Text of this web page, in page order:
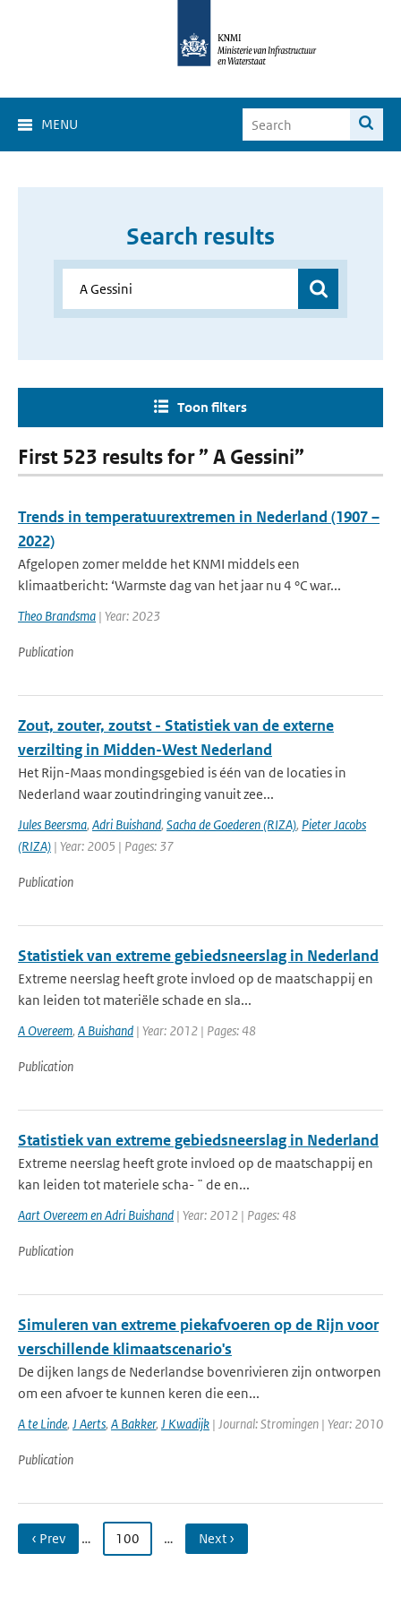
MENU
Search results
Toon filters
First 523 results for ” A Gessini”
Trends in temperatuurextremen in Nederland (1907 –
2022)
Afgelopen zomer meldde het KNMI middels een
klimaatbericht: ‘Warmste dag van het jaar nu 4 °C war...
Theo Brandsma | Year: 2023
Publication
Zout, zouter, zoutst - Statistiek van de externe
verzilting in Midden-West Nederland
Het Rijn-Maas mondingsgebied is één van de locaties in
Nederland waar zoutindringing vanuit zee...
Jules Beersma, Adri Buishand, Sacha de Goederen (RIZA), Pieter Jacobs
(RIZA) | Year: 2005 | Pages: 37
Publication
Statistiek van extreme gebiedsneerslag in Nederland
Extreme neerslag heeft grote invloed op de maatschappij en
kan leiden tot materiële schade en sla...
A Overeem, A Buishand | Year: 2012 | Pages: 48
Publication
Statistiek van extreme gebiedsneerslag in Nederland
Extreme neerslag heeft grote invloed op de maatschappij en
kan leiden tot materiele scha- ¨ de en...
Aart Overeem en Adri Buishand | Year: 2012 | Pages: 48
Publication
Simuleren van extreme piekafvoeren op de Rijn voor
verschillende klimaatscenario's
De dijken langs de Nederlandse bovenrivieren zijn ontworpen
om een afvoer te kunnen keren die een...
A te Linde, J Aerts, A Bakker, J Kwadijk | Journal: Stromingen | Year: 2010
Publication
‹ Prev … 100 … Next ›